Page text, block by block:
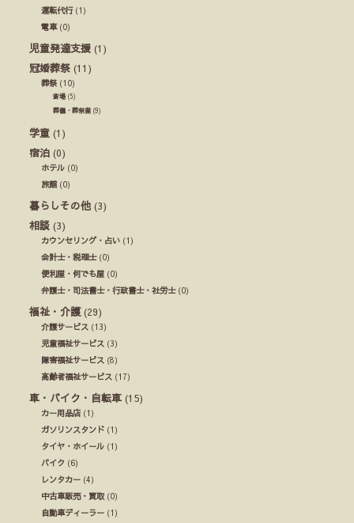
運転代行(1)
電車(0)
児童発達支援 (1)
冠婚葬祭 (11)
葬祭(10)
斎場(5)
葬儀・葬祭業 (9)
学童 (1)
宿泊 (0)
ホテル (0)
旅館 (0)
暮らしその他 (3)
相談 (3)
カウンセリング・占い (1)
会計士・税理士(0)
便利屋・何でも屋 (0)
弁護士・司法書士・行政書士・社労士(0)
福祉・介護(29)
介護サービス (13)
児童福祉サービス (3)
障害福祉サービス (8)
高齢者福祉サービス (17)
車・バイク・自転車 (15)
カー用品店 (1)
ガソリンスタンド (1)
タイヤ・ホイール (1)
バイク (6)
レンタカー (4)
中古車販売・買取 (0)
自動車ディーラー (1)